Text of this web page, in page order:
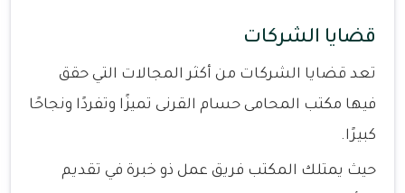
قضايا الشركات
تعد قضايا الشركات من أكثر المجالات التي حقق
فيها مكتب المحامى حسام القرنى تميزًا وتفردًا ونجاحًا
كبيرًا.
حيث يمتلك المكتب فريق عمل ذو خبرة في تقديم